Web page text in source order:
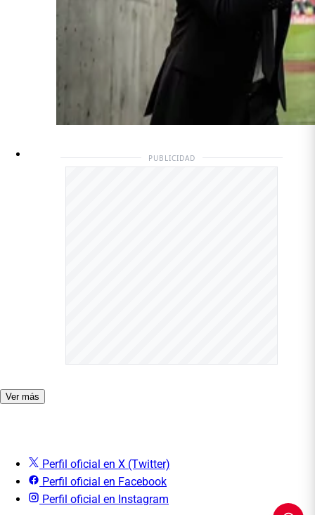
PUBLICIDAD
Ver más
Perfil oficial en X (Twitter)
Perfil oficial en Facebook
Perfil oficial en Instagram